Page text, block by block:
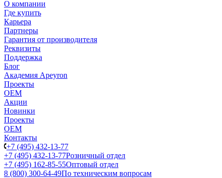
О компании
Где купить
Карьера
Партнеры
Гарантия от производителя
Реквизиты
Поддержка
Блог
Академия Apeyron
Проекты
ОЕМ
Акции
Новинки
Проекты
ОЕМ
Контакты
+7 (495) 432-13-77
+7 (495) 432-13-77Розничный отдел
+7 (495) 162-85-55Оптовый отдел
8 (800) 300-64-49По техническим вопросам